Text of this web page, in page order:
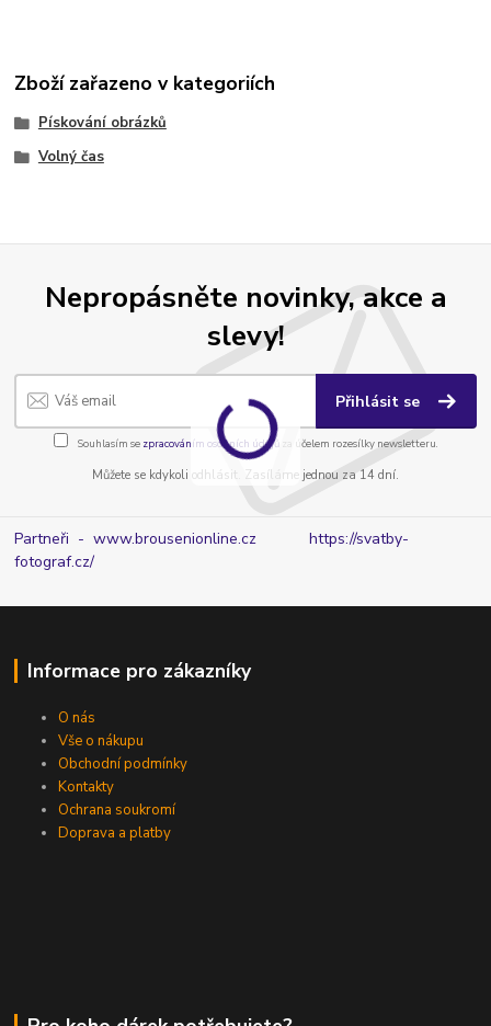
Zboží zařazeno v kategoriích
Pískování obrázků
Volný čas
Nepropásněte novinky, akce a
slevy!
Přihlásit se
Souhlasím se zpracováním osobních údajůza účelem rozesílky newsletteru.
Můžete se kdykoli odhlásit. Zasíláme jednou za 14 dní.
Partneři - www.brousenionline.czhttps://svatby-
fotograf.cz/
Informace pro zákazníky
O nás
Vše o nákupu
Obchodní podmínky
Kontakty
Ochrana soukromí
Doprava a platby